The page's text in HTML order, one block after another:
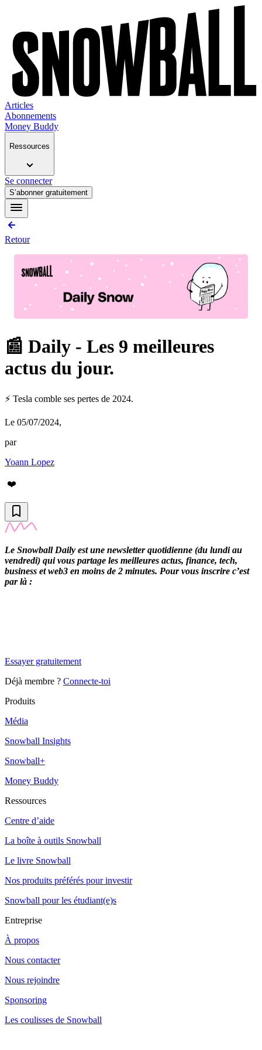
Articles
Abonnements
Money Buddy
Ressources
Se connecter
S’abonner gratuitement
Retour
📰 Daily - Les 9 meilleures
actus du jour.
⚡️ Tesla comble ses pertes de 2024.
Le 05/07/2024,
par
Yoann Lopez
❤️
Le Snowball Daily est une newsletter quotidienne (du lundi au
vendredi) qui vous partage les meilleures actus, finance, tech,
business et web3 en moins de 2 minutes. Pour vous inscrire c’est
par là :
Essayer gratuitement
Déjà membre ? Connecte-toi
Produits
Média
Snowball Insights
Snowball+
Money Buddy
Ressources
Centre d’aide
La boîte à outils Snowball
Le livre Snowball
Nos produits préférés pour investir
Snowball pour les étudiant(e)s
Entreprise
À propos
Nous contacter
Nous rejoindre
Sponsoring
Les coulisses de Snowball